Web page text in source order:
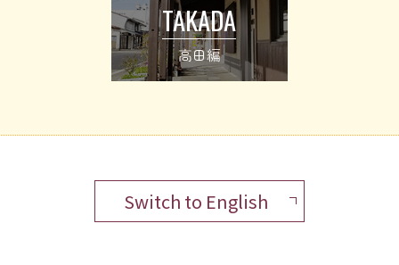
TAKADA
高田編
Switch to English